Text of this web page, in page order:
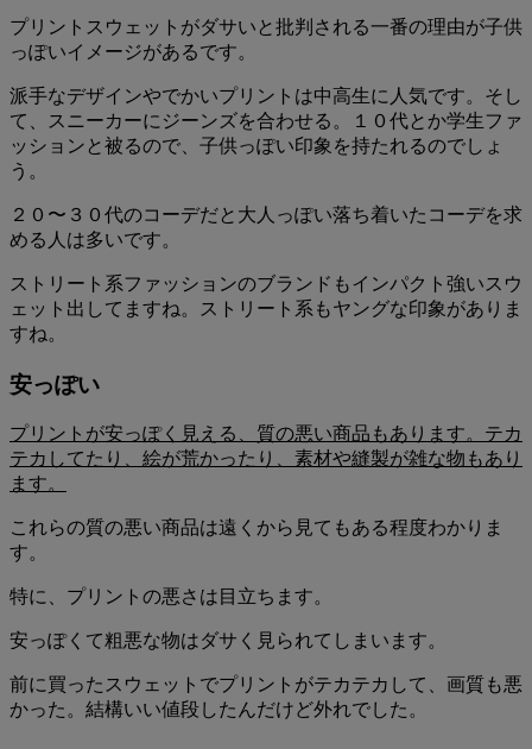
プリントスウェットがダサいと批判される一番の理由が子供
っぽいイメージがあるです。
派手なデザインやでかいプリントは中高生に人気です。そし
て、スニーカーにジーンズを合わせる。１０代とか学生ファ
ッションと被るので、子供っぽい印象を持たれるのでしょ
う。
２０〜３０代のコーデだと大人っぽい落ち着いたコーデを求
める人は多いです。
ストリート系ファッションのブランドもインパクト強いスウ
ェット出してますね。ストリート系もヤングな印象がありま
すね。
安っぽい
プリントが安っぽく見える、質の悪い商品もあります。テカ
テカしてたり、絵が荒かったり、素材や縫製が雑な物もあり
ます。
これらの質の悪い商品は遠くから見てもある程度わかりま
す。
特に、プリントの悪さは目立ちます。
安っぽくて粗悪な物はダサく見られてしまいます。
前に買ったスウェットでプリントがテカテカして、画質も悪
かった。結構いい値段したんだけど外れでした。